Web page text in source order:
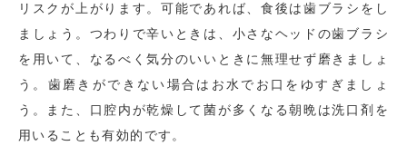
リスクが上がります。可能であれば、食後は歯ブラシをし
ましょう。つわりで辛いときは、小さなヘッドの歯ブラシ
を用いて、なるべく気分のいいときに無理せず磨きましょ
う。歯磨きができない場合はお水でお口をゆすぎましょ
う。また、口腔内が乾燥して菌が多くなる朝晩は洗口剤を
用いることも有効的です。